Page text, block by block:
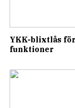
YKK-blixtlås
funktioner